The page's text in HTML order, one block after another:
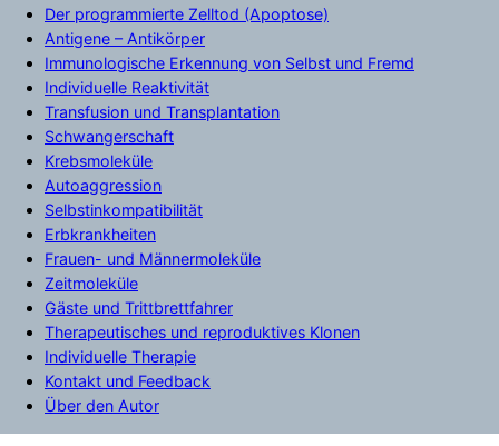
Der programmierte Zelltod (Apoptose)
Antigene – Antikörper
Immunologische Erkennung von Selbst und Fremd
Individuelle Reaktivität
Transfusion und Transplantation
Schwangerschaft
Krebsmoleküle
Autoaggression
Selbstinkompatibilität
Erbkrankheiten
Frauen- und Männermoleküle
Zeitmoleküle
Gäste und Trittbrettfahrer
Therapeutisches und reproduktives Klonen
Individuelle Therapie
Kontakt und Feedback
Über den Autor